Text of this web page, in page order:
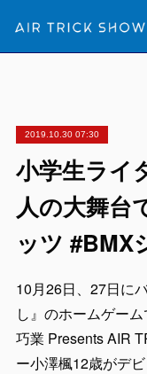
2019.10.30 07:30
小学生ライ
人の大舞台
ッツ #BMX
10月26日、27日に
し』のホームゲー
巧業 Presents AIR
ー小澤楓12歳がデビ